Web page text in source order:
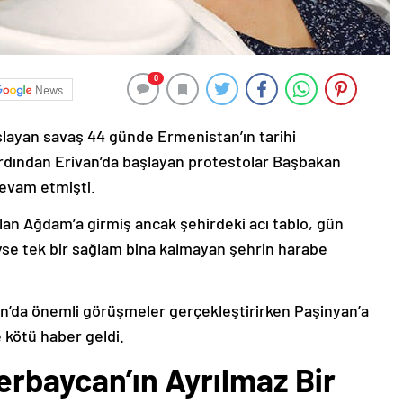
News
0
savaş 44 günde Ermenistan’ın tarihi
Erivan’da başlayan protestolar Başbakan
etmişti.
Ağdam’a girmiş ancak şehirdeki acı tablo, gün
tek bir sağlam bina kalmayan şehrin harabe
önemli görüşmeler gerçekleştirirken Paşinyan’a
kötü haber geldi.
Ayrılmaz Bir